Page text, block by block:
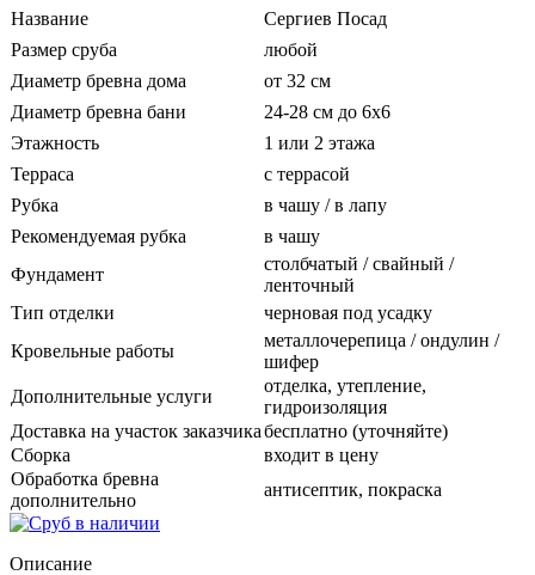
Название
Сергиев Посад
Размер сруба
любой
Диаметр бревна дома
от 32 см
Диаметр бревна бани
24-28 см до 6х6
Этажность
1 или 2 этажа
Терраса
с террасой
Рубка
в чашу / в лапу
Рекомендуемая рубка
в чашу
Фундамент
столбчатый / свайный /
ленточный
Тип отделки
черновая под усадку
Кровельные работы
металлочерепица / ондулин /
шифер
Дополнительные услуги
отделка, утепление,
гидроизоляция
Доставка на участок заказчикабесплатно (уточняйте)
Сборка
входит в цену
Обработка бревна
дополнительно
антисептик, покраска
Описание